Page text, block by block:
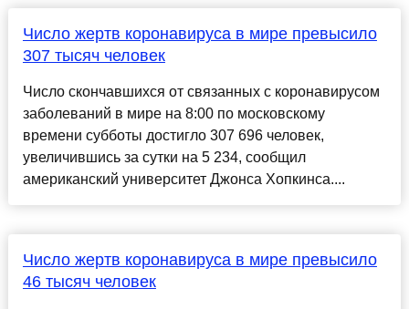
Число жертв коронавируса в мире превысило
307 тысяч человек
Число скончавшихся от связанных с коронавирусом
заболеваний в мире на 8:00 по московскому
времени субботы достигло 307 696 человек,
увеличившись за сутки на 5 234, сообщил
американский университет Джонса Хопкинса....
Число жертв коронавируса в мире превысило
46 тысяч человек